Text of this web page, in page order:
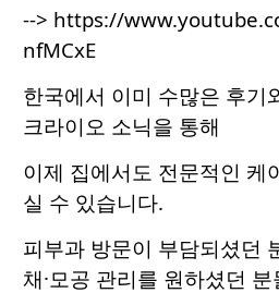
--> https://
nfMCxE
한국에서 이미 수많은 후기
크라이오 소닉을 통해
이제 집에서도 전문적인 케
실 수 있습니다.
피부과 방문이 부담되셨던
채·모공 관리를 원하셨던 분